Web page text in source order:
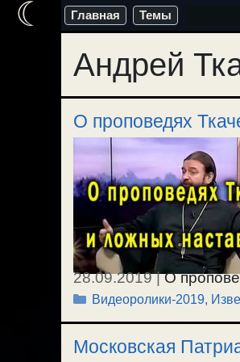
Перейти
содержимому
Главная Темы
Андрей
О проповедях
28.09.2019|О
светом, и о видении
Рубрики
Видеоролики-2019,
Московская
☾